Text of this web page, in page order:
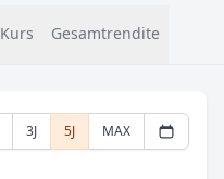
Kurs Gesamtrendite
3J 5J MAX